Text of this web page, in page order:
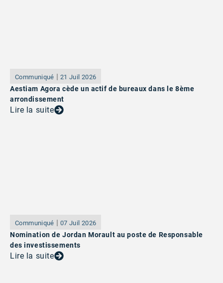
Communiqué 21 Juil 2026
Aestiam Agora cède un actif de bureaux dans le 8ème
arrondissement
Lire la suite
Communiqué 07 Juil 2026
Nomination de Jordan Morault au poste de Responsable
des investissements
Lire la suite